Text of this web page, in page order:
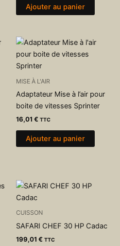
Ajouter au panier
MISE À L'AIR
Adaptateur Mise à l’air pour
boite de vitesses Sprinter
16,01 € TTC
Ajouter au panier
CUISSON
SAFARI CHEF 30 HP Cadac
199,01 € TTC